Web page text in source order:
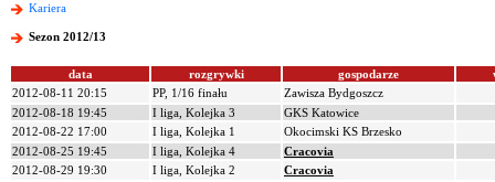
Kariera
Sezon 2012/13
data rozgrywki gospodarze
2012-08-11 20:15
PP, 1/16 finału
Zawisza Bydgoszcz
2012-08-18 19:45
I liga, Kolejka 3
GKS Katowice
2012-08-22 17:00
I liga, Kolejka 1
Okocimski KS Brzesko
2012-08-25 19:45
I liga, Kolejka 4
Cracovia
2012-08-29 19:30
I liga, Kolejka 2
Cracovia